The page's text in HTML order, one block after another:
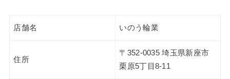
店舗名 いのう輪業
住所
〒352-0035 埼玉県新座市
栗原5丁目8-11